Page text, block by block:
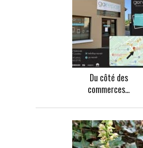
Du côté des
commerces…